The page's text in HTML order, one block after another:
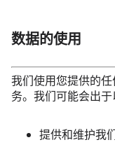
数据的使用
我们使用您提供的
务。我们可能会出于
提供和维护我